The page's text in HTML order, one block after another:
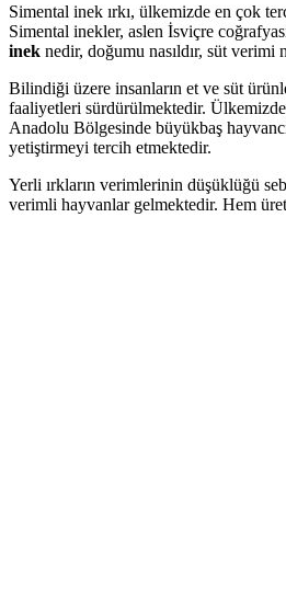
Simental inek ırkı, ülkemizde en çok
Simental inekler, aslen İsviçre
inek nedir, doğumu nasıldır, süt verimi
Bilindiği üzere insanların et ve süt
faaliyetleri sürdürülmektedir.
Anadolu Bölgesinde büyükbaş
yetiştirmeyi tercih etmektedir.
Yerli ırkların verimlerinin düşüklüğü
verimli hayvanlar gelmektedir. Hem